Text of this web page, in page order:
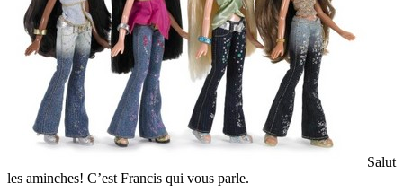
Salut
les aminches! C’est Francis qui vous parle.